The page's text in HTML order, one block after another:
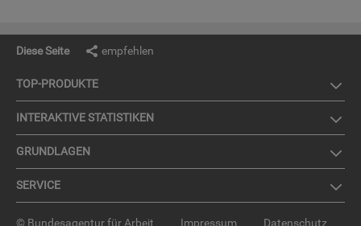
Diese Seite empfehlen
TOP-PRO­DUK­TE
IN­TER­AK­TI­VE STA­TIS­TI­KEN
GRUND­LA­GEN
SER­VICE
© Bundesagentur für Arbeit Impressum Datenschutz